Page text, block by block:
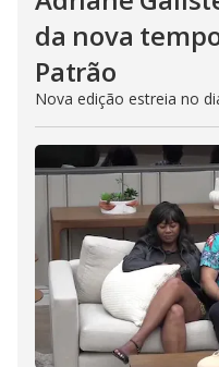
da nova
Patrão
Nova edição estreia no